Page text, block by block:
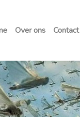
Over ons Contact